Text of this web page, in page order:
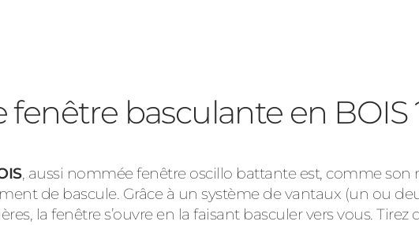
fenêtre basculante en BOIS
, aussi nommée fenêtre oscillo battante est, comme
de bascule. Grâce à un système de vantaux (un ou
la fenêtre s’ouvre en la faisant basculer vers vous.